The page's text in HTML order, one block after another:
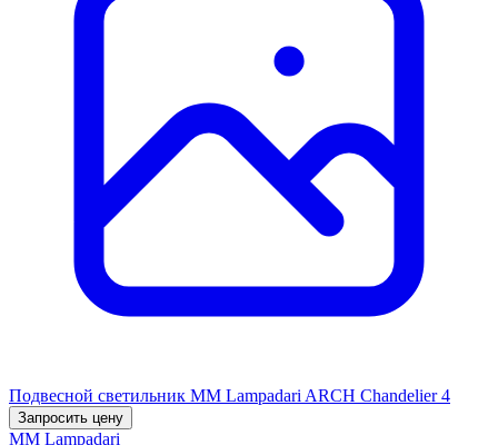
Подвесной светильник MM Lampadari ARCH Chandelier 4
Запросить цену
MM Lampadari